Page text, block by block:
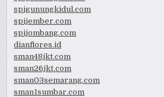
spigunungkidul.com
spijember.com
spijombang.com
dianflores.id
sman48jkt.com
sman26jkt.com
sman03semarang.com
sman1sumbar.com